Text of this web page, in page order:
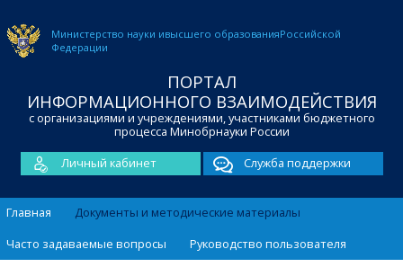
Министерство науки ивысшего образованияРоссийской
Федерации
ПОРТАЛ
ИНФОРМАЦИОННОГО ВЗАИМОДЕЙСТВИЯ
с организациями и учреждениями, участниками бюджетного
процесса Минобрнауки России
Личный кабинет
Служба поддержки
Главная
Документы и методические материалы
Часто задаваемые вопросы
Руководство пользователя